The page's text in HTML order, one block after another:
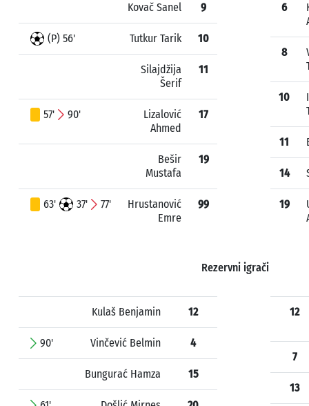
Kovač Sanel 9
(P) 56' Tutkur Tarik 10
Silajdžija
Šerif
11
57' 90'
Lizalović
Ahmed
17
Bešir
Mustafa
19
63' 37' 77'
Hrustanović
Emre
99
6
8
10
11
14
19
Rezervni igrači
Kulaš Benjamin 12
90' Vinčević Belmin 4
Bungurać Hamza 15
12
7
13